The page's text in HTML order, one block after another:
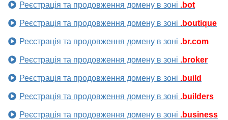
Реєстрація та продовження домену в зоні .bot
Реєстрація та продовження домену в зоні .boutique
Реєстрація та продовження домену в зоні .br.com
Реєстрація та продовження домену в зоні .broker
Реєстрація та продовження домену в зоні .build
Реєстрація та продовження домену в зоні .builders
Реєстрація та продовження домену в зоні .business